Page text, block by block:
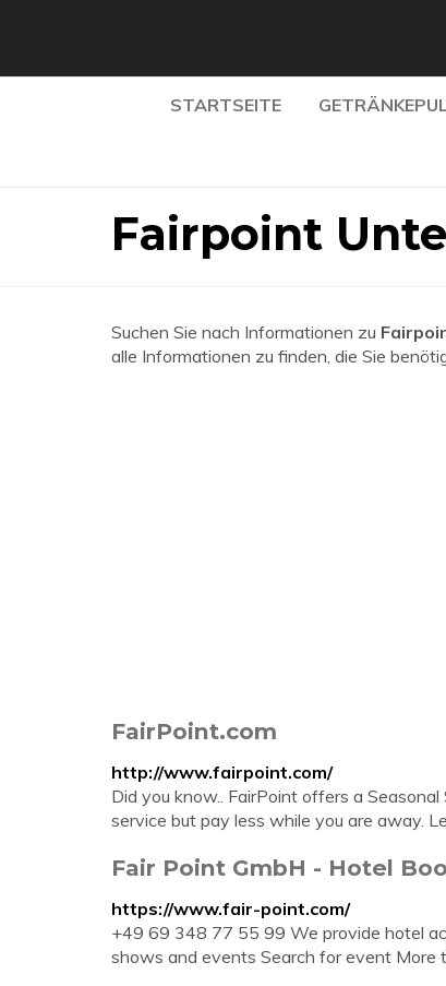
STARTSEITE
Fairpoint
Suchen Sie nach Informationen zu
alle Informationen zu finden, die Sie
FairPoint.com
http://www.fairpoint.com/
Did you know.. FairPoint offers a
service but pay less while you are away.
Fair Point GmbH - Hotel
https://www.fair-point.com/
+49 69 348 77 55 99 We provide hotel
shows and events Search for event More